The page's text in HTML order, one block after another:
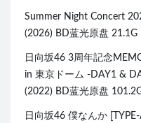
Summer Night Concert
(2026) BD蓝光原盘 21.1G
日向坂46 3周年記念
in 東京ドーム -DAY1 &
(2022) BD蓝光原盘
日向坂46 僕なんか